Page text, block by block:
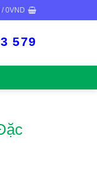
Minh Dũng
/0VND
579